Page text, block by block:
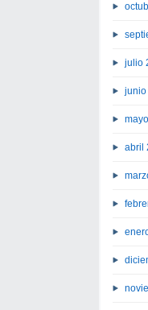
julio
junio
abril